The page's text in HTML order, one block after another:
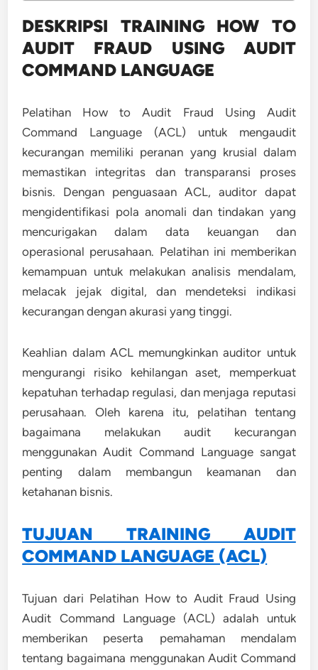
DESKRIPSI TRAINING HOW TO
AUDIT FRAUD USING AUDIT
COMMAND LANGUAGE
Pelatihan How to Audit Fraud Using Audit
Command Language (ACL) untuk mengaudit
kecurangan memiliki peranan yang krusial dalam
memastikan integritas dan transparansi proses
bisnis. Dengan penguasaan ACL, auditor dapat
mengidentifikasi pola anomali dan tindakan yang
mencurigakan dalam data keuangan dan
operasional perusahaan. Pelatihan ini memberikan
kemampuan untuk melakukan analisis mendalam,
melacak jejak digital, dan mendeteksi indikasi
kecurangan dengan akurasi yang tinggi.
Keahlian dalam ACL memungkinkan auditor untuk
mengurangi risiko kehilangan aset, memperkuat
kepatuhan terhadap regulasi, dan menjaga reputasi
perusahaan. Oleh karena itu, pelatihan tentang
bagaimana melakukan audit kecurangan
menggunakan Audit Command Language sangat
penting dalam membangun keamanan dan
ketahanan bisnis.
TUJUAN TRAINING AUDIT
COMMAND LANGUAGE (ACL)
Tujuan dari Pelatihan How to Audit Fraud Using
Audit Command Language (ACL) adalah untuk
memberikan peserta pemahaman mendalam
tentang bagaimana menggunakan Audit Command